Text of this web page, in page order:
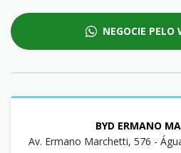
NEGOCIE PELO
BYD ERMANO
Av. Ermano Marchetti, 576 -